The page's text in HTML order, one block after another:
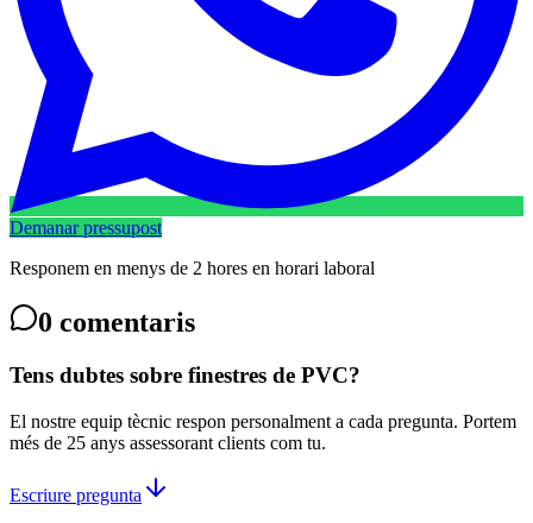
Demanar pressupost
Responem en menys de 2 hores en horari laboral
0 comentaris
Tens dubtes sobre finestres de PVC?
El nostre equip tècnic respon personalment a cada pregunta. Portem
més de 25 anys assessorant clients com tu.
Escriure pregunta